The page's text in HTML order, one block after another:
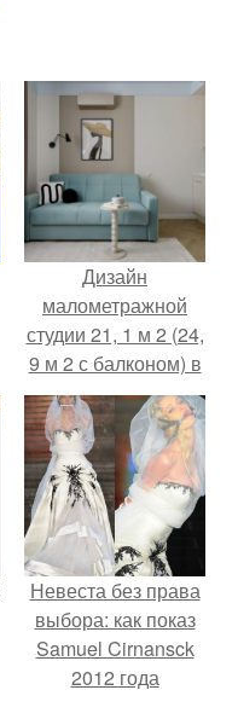
Дизайн
малометражной
студии 21, 1 м 2 (24,
9 м 2 с балконом) в
Краснодаре.
Невеста без права
выбора: как показ
Samuel Cirnansck
2012 года